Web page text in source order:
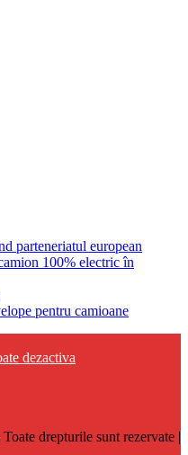
parteneriatul european
100% electric în
pentru camioane
dezactiva
drepturile sunt rezervate |